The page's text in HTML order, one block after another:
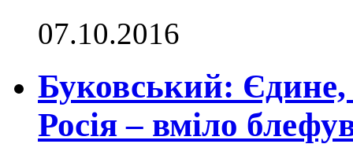
07.10.2016
Буковський:
Росія – вміло